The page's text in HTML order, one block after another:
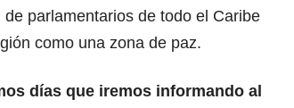
de parlamentarios de todo el Caribe
como una zona de paz.
días que iremos informando al